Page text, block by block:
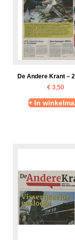
De Andere Krant –
€ 3,50
+ In